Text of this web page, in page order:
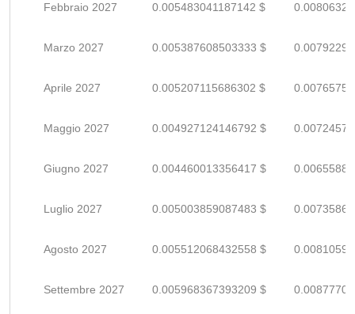
Febbraio 2027 0.005483041187142 $
Marzo 2027 0.005387608503333 $
Aprile 2027 0.005207115686302 $
Maggio 2027 0.004927124146792 $
Giugno 2027 0.004460013356417 $
Luglio 2027 0.005003859087483 $
Agosto 2027 0.005512068432558 $
Settembre 2027 0.005968367393209 $